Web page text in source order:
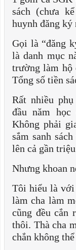
sách (chưa
huynh đăng ký
Gọi là “đăng
là danh mục
trường làm hộ
Tổng số tiền
Rất nhiều
đầu năm
Không phải
sắm sanh
lên cả gần
Nhưng khoan
Tôi hiểu là với
làm cha làm
cũng đều cắn
thôi. Thà cha
chắn không